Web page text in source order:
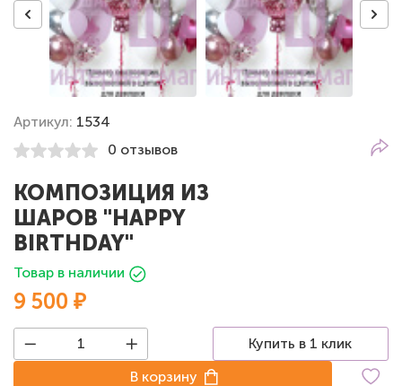
Артикул: 1534
0 отзывов
КОМПОЗИЦИЯ ИЗ
ШАРОВ "HAPPY
BIRTHDAY"
Товар в наличии
9 500 ₽
Купить в 1 клик
В корзину